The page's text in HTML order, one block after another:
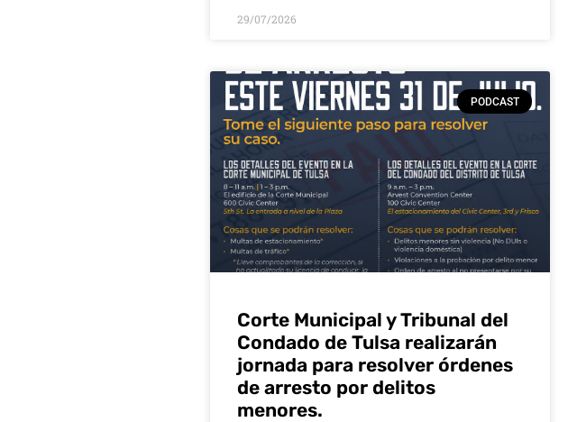
29/07/2026
PODCAST
Corte Municipal y Tribunal del
Condado de Tulsa realizarán
jornada para resolver órdenes
de arresto por delitos
menores.